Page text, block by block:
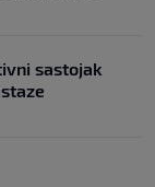
sastojak